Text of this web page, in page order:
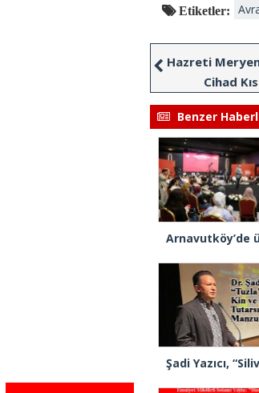
Etiketler:
Hazreti
Cihad
Benzer